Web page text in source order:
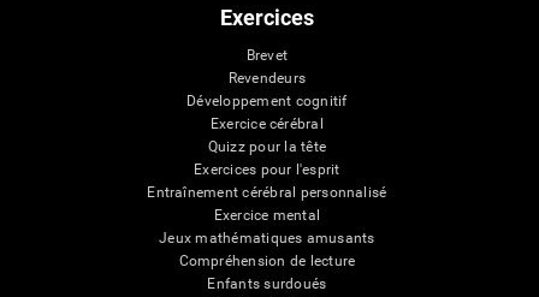
Exercices
Brevet
Revendeurs
Développement cognitif
Exercice cérébral
Quizz pour la tête
Exercices pour l'esprit
Entraînement cérébral personnalisé
Exercice mental
Jeux mathématiques amusants
Compréhension de lecture
Enfants surdoués